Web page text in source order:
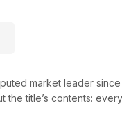
market leader
the title’s contents: